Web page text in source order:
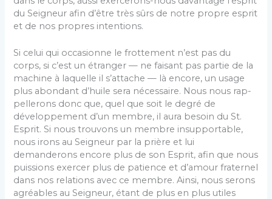
du Seigneur afin d’être très sûrs de notre propre esprit
et de nos propres intentions.
Si celui qui occasionne le frottement n’est pas du
corps, si c’est un étranger — ne faisant pas partie de la
machine à laquelle il s’attache — là encore, un usage
plus abondant d’huile sera nécessaire. Nous nous rap­
pellerons donc que, quel que soit le degré de
dévelop­pement d’un membre, il aura besoin du St.
Esprit. Si nous trouvons un membre insupportable,
nous irons au Seigneur par la prière et lui
demanderons encore plus de son Esprit, afin que nous
puissions exercer plus de patience et d’amour fraternel
dans nos relations avec ce membre. Ainsi, nous serons
agréables au Seigneur, étant de plus en plus utiles